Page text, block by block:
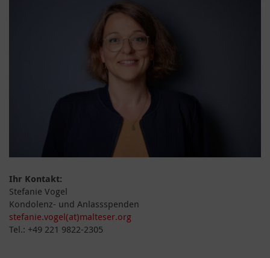
Ihr Kontakt:
Stefanie Vogel
Kondolenz- und Anlassspenden
stefanie.vogel(at)malteser.org
Tel.: +49 221 9822-2305